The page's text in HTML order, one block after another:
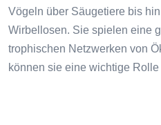
Vögeln über Säugetiere bis
Wirbellosen. Sie spielen eine
trophischen Netzwerken von
können sie eine wichtige